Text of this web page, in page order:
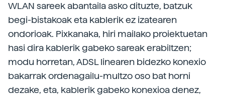
WLAN sareek abantaila asko dituzte, batzuk
begi-bistakoak eta kablerik ez izatearen
ondorioak. Pixkanaka, hiri mailako proiektuetan
hasi dira kablerik gabeko sareak erabiltzen;
modu horretan, ADSL linearen bidezko konexio
bakarrak ordenagailu-multzo oso bat horni
dezake, eta, kablerik gabeko konexioa denez,